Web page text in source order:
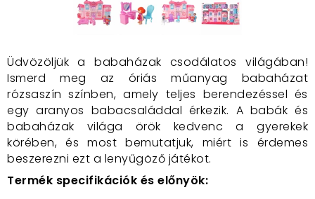
Üdvözöljük a babaházak csodálatos világában!
Ismerd meg az óriás műanyag babaházat
rózsaszín színben, amely teljes berendezéssel és
egy aranyos babacsaláddal érkezik. A babák és
babaházak világa örök kedvenc a gyerekek
körében, és most bemutatjuk, miért is érdemes
beszerezni ezt a lenyűgöző játékot.
Termék specifikációk és előnyök: